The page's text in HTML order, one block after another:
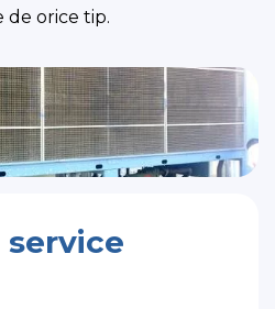
de orice tip.